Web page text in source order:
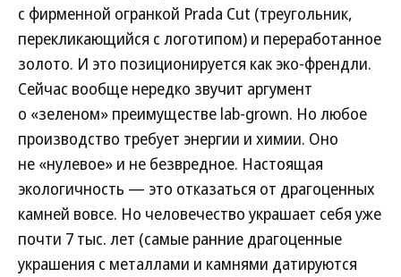
с фирменной огранкой Prada Cut (треугольник,
перекликающийся с логотипом) и переработанное
золото. И это позиционируется как эко-френдли.
Сейчас вообще нередко звучит аргумент
о «зеленом» преимуществе lab-grown. Но любое
производство требует энергии и химии. Оно
не «нулевое» и не безвредное. Настоящая
экологичность — это отказаться от драгоценных
камней вовсе. Но человечество украшает себя уже
почти 7 тыс. лет (самые ранние драгоценные
украшения с металлами и камнями датируются